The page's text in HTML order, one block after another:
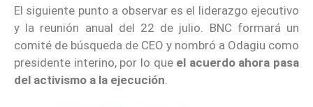
El siguiente punto a observar es el liderazgo ejecutivo
y la reunión anual del 22 de julio. BNC formará un
comité de búsqueda de CEO y nombró a Odagiu como
presidente interino, por lo que el acuerdo ahora pasa
del activismo a la ejecución